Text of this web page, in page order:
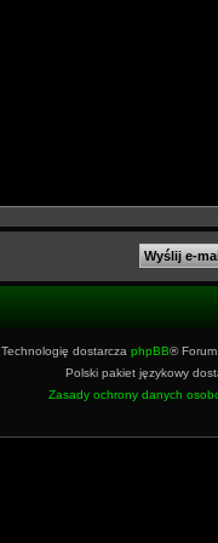
Technologię dostarcza phpBB®
Polski pakiet językowy
Zasady ochrony danych